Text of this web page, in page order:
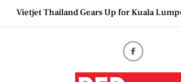
SkipVietjet Thailand Gears Up for Kuala
Couture Fashion Week Malaysia 2026–